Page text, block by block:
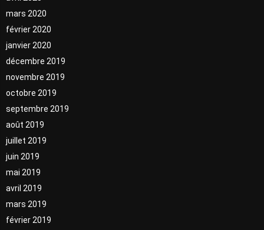
mars 2020
février 2020
janvier 2020
décembre 2019
novembre 2019
octobre 2019
septembre 2019
août 2019
juillet 2019
juin 2019
mai 2019
avril 2019
mars 2019
février 2019